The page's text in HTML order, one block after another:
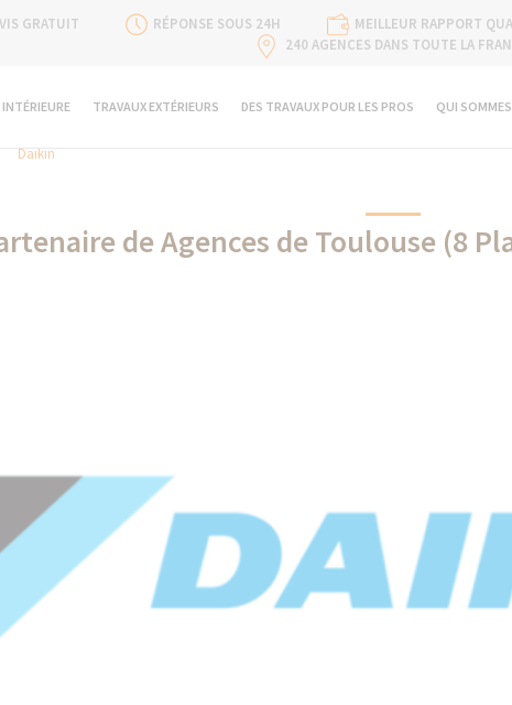
GRATUIT RÉPONSE SOUS 24H MEILLEUR RAPPORT
240 AGENCES DANS TOUTE LA
TRAVAUX EXTÉRIEURS DES TRAVAUX POUR LES PROS QUI
Daikin
de Agences de Toulouse (8